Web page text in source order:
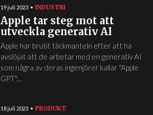
19 juli 2023 INDUSTRI
Apple tar steg mot att
utveckla generativ AI
Apple har brutit täckmanteln efter att ha
avslöjat att de arbetar med en generativ AI
som några av deras ingenjörer kallar "Apple
GPT"....
18 juli 2023 PRODUKT